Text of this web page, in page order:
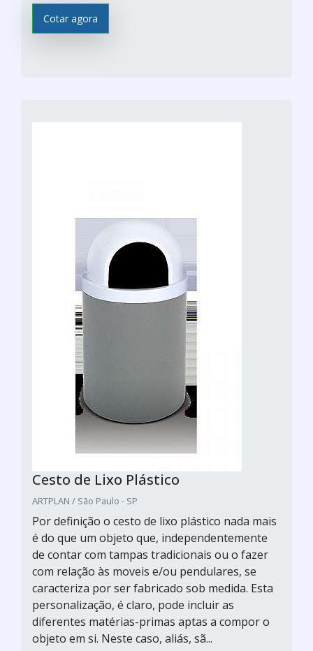
Cotar agora
Cesto de Lixo Plástico
ARTPLAN / São Paulo - SP
Por definição o cesto de lixo plástico nada mais
é do que um objeto que, independentemente
de contar com tampas tradicionais ou o fazer
com relação às moveis e/ou pendulares, se
caracteriza por ser fabricado sob medida. Esta
personalização, é claro, pode incluir as
diferentes matérias-primas aptas a compor o
objeto em si. Neste caso, aliás, sã...